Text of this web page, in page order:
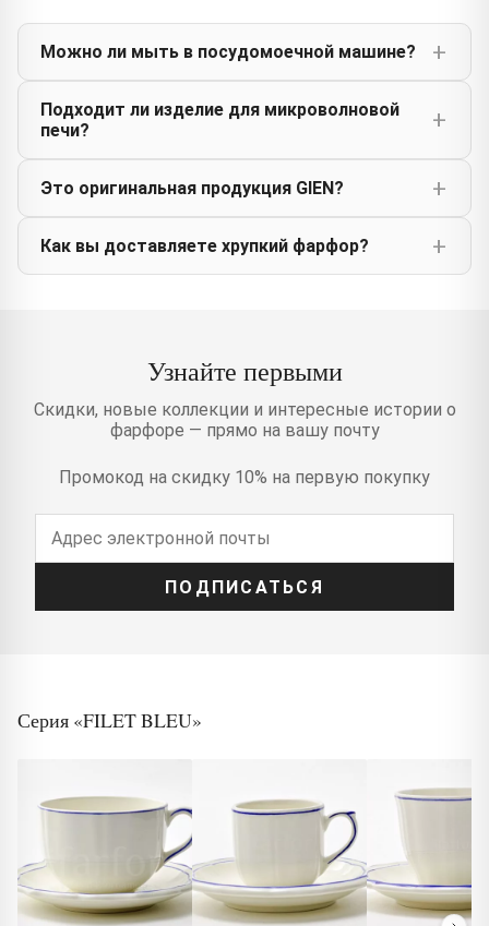
Можно ли мыть в посудомоечной машине?
Подходит ли изделие для микроволновой
печи?
Это оригинальная продукция GIEN?
Как вы доставляете хрупкий фарфор?
Узнайте первыми
Скидки, новые коллекции и интересные истории о
фарфоре — прямо на вашу почту
Промокод на скидку 10% на первую покупку
ПОДПИСАТЬСЯ
Серия «FILET BLEU»